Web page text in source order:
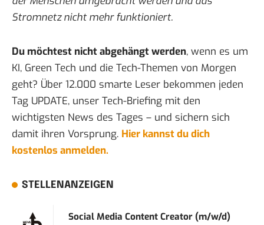
Stromnetz nicht mehr funktioniert.
Du möchtest nicht abgehängt werden, wenn es um
KI, Green Tech und die Tech-Themen von Morgen
geht? Über 12.000 smarte Leser bekommen jeden
Tag UPDATE, unser Tech-Briefing mit den
wichtigsten News des Tages – und sichern sich
damit ihren Vorsprung. Hier kannst du dich
kostenlos anmelden.
STELLENANZEIGEN
Social Media Content Creator (m/w/d)